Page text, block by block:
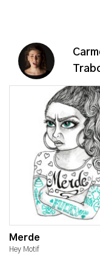
Merde
Hey Motif